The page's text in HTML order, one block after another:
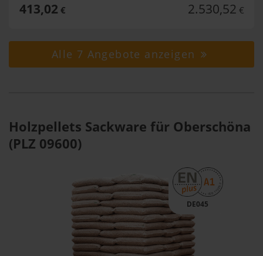
413,02 € 2.530,52 €
Alle 7 Angebote anzeigen
Holzpellets Sackware für Oberschöna
(PLZ 09600)
DE045